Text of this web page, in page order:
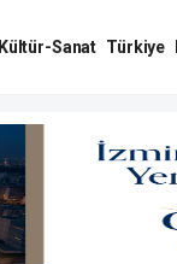
Kültür-Sanat Türkiye